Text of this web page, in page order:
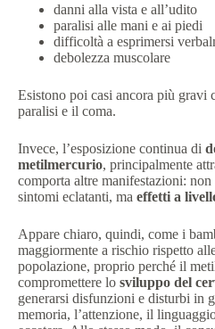
danni alla vista e all’udito
paralisi alle mani e ai piedi
difficoltà a esprimersi
debolezza muscolare
Esistono poi casi ancora più gravi
paralisi e il coma.
Invece, l’esposizione continua di
metilmercurio, principalmente
comporta altre manifestazioni:
sintomi eclatanti, ma effetti a
Appare chiaro, quindi, come i
maggiormente a rischio rispetto
popolazione, proprio perché il
compromettere lo sviluppo del
generarsi disfunzioni e disturbi in
memoria, l’attenzione, il